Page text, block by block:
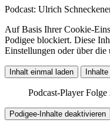
Podcast: Ulrich
Auf Basis Ihrer Cookie-
Podigee blockiert. Diese
Einstellungen oder über die
Inhalt einmal laden
Podcast-Player Folge
Podigee-Inhalte deaktivieren